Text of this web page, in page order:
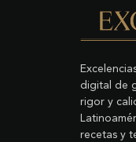
digital de
rigor y
recetas y